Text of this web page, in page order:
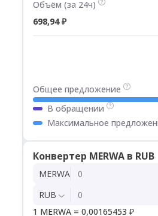
Объём (за 24ч)
698,94 ₽
Общее предложение
В обращении
Максимальное
Конвертер MERWA в RUB
MERWA
RUB
1 MERWA = 0,00165453 ₽